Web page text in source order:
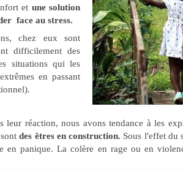
et une solution
face au stress.
chez eux sont
difficilement des
situations qui les
en passant
leur réaction, nous avons tendance à les
sontdes êtres en construction. Sous l'effet du
en panique. La colère en rage ou en